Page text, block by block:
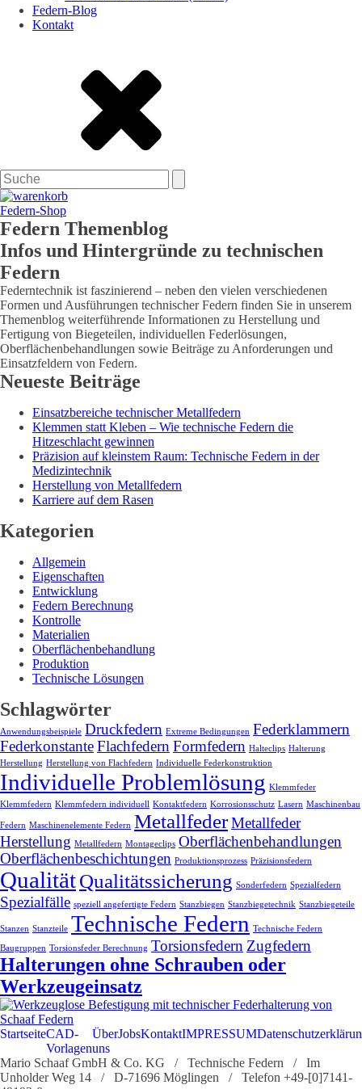
Federn-Blog
Kontakt
Federn-Shop
Federn Themenblog
Infos und Hintergründe zu technischen
Federn
Federntechnik ist faszinierend – neben den vielen verschiedenen
Formen und Ausführungen technischer Federn finden Sie in unserem
Themenblog weiterführende Informationen zu Herstellung und
Fertigung von Biegeteilen, individuellen Federlösungen,
Oberflächenbehandlungen sowie Beiträge zu Anforderungen und
Einsatzfeldern von Federn.
Neueste Beiträge
Einsatzbereiche technischer Metallfedern
Klemmen statt Kleben – Wie technische Federn die
Hitzeschlacht gewinnen
Präzision auf kleinstem Raum: Technische Federn in der
Medizintechnik
Herstellung von Metallfedern
Karriere auf dem Rasen
Kategorien
Allgemein
Eigenschaften
Entwicklung
Federn Berechnung
Kontrolle
Materialien
Oberflächenbehandlung
Produktion
Technische Lösungen
Schlagwörter
Anwendungsbeispiele Druckfedern Extreme Bedingungen Federklammern
FederkonstanteFlachfedern Formfedern Halteclips Halterung
Herstellung Herstellung von Flachfedern Individuelle Federkonstruktion
Individuelle Problemlösung Klemmfeder
Klemmfedern Klemmfedern individuell Kontaktfedern Korrosionsschutz Lasern Maschinenbau
Federn Maschinenelemente Federn MetallfederMetallfeder
Herstellung Metallfedern Montageclips Oberflächenbehandlungen
Oberflächenbeschichtungen Produktionsprozess Präzisionsfedern
QualitätQualitätssicherung Sonderfedern Spezialfedern
Spezialfälle speziell angefertigte Federn Stanzbiegen Stanzbiegetechnik Stanzbiegeteile
Stanzen Stanzteile Technische Federn Technische Federn
Baugruppen Torsionsfeder Berechnung Torsionsfedern Zugfedern
Halterungen ohne Schrauben oder
Werkzeugeinsatz
StartseiteCAD-
Vorlagen
Über
uns
JobsKontaktIMPRESSUM
Mario Schaaf GmbH & Co. KG / Technische Federn / Im
Unholder Weg 14 / D-71696 Möglingen / Telefon +49-[0]7141-